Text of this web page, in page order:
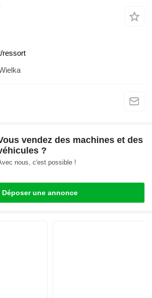
ressort
vendez des machines et des
?
nous, c'est possible !
Déposer une annonce